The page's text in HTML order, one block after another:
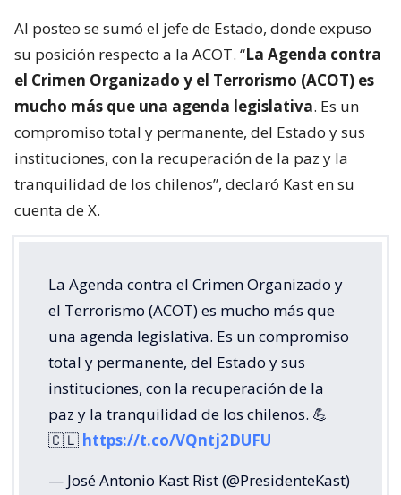
Al posteo se sumó el jefe de Estado, donde expuso
su posición respecto a la ACOT. “La Agenda contra
el Crimen Organizado y el Terrorismo (ACOT) es
mucho más que una agenda legislativa. Es un
compromiso total y permanente, del Estado y sus
instituciones, con la recuperación de la paz y la
tranquilidad de los chilenos”, declaró Kast en su
cuenta de X.
La Agenda contra el Crimen Organizado y
el Terrorismo (ACOT) es mucho más que
una agenda legislativa. Es un compromiso
total y permanente, del Estado y sus
instituciones, con la recuperación de la
paz y la tranquilidad de los chilenos. 💪
🇨🇱 https://t.co/VQntj2DUFU
— José Antonio Kast Rist (@PresidenteKast)